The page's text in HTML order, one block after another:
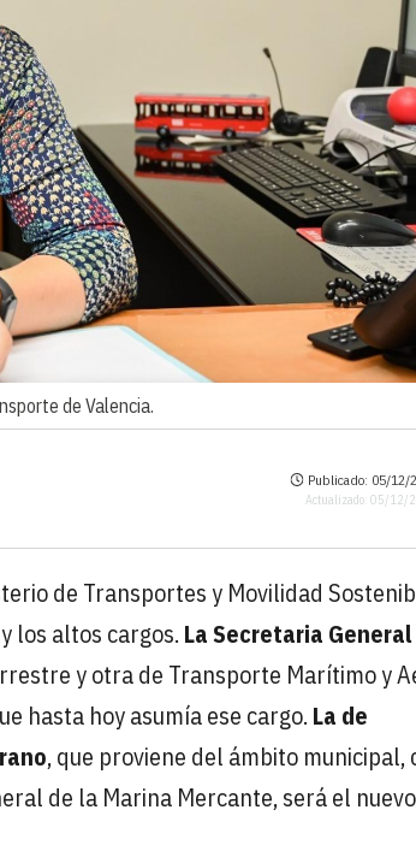
de Valencia.
Publicado: 05/12/
Actualizado: 05/12/
de Transportes y Movilidad
los altos cargos. La Secretaria
y otra de Transporte Marítimo y
hasta hoy asumía ese cargo. La de
, que proviene del ámbito municipal,
de la Marina Mercante, será el nuevo